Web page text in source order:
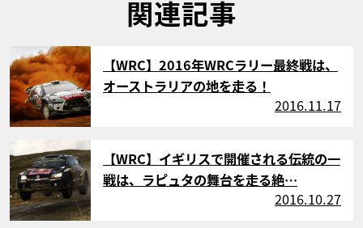
関連記事
サムネイル
【WRC】2016年WRCラリー最終戦は、
オーストラリアの地を走る！
2016.11.17
サムネイル
【WRC】イギリスで開催される伝統の一
戦は、ラピュタの舞台を走る絶…
2016.10.27